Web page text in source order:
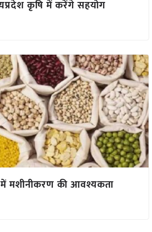
कृषि में करेंगे सहयोग
में मशीनीकरण की आवश्यकता